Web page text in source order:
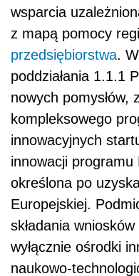
wsparcia
z mapą pomocy
przedsiębiorstwa.
poddziałania 1.1.1
nowych pomysłów,
kompleksowego
innowacyjnych
innowacji
określona po
Europejskiej.
składania
wyłącznie ośrodki
naukowo-